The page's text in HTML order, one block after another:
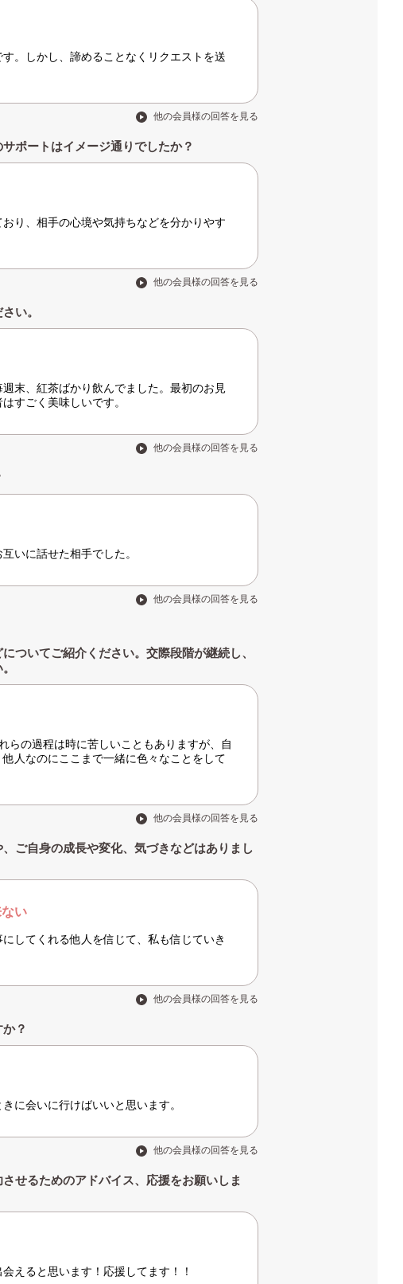
。しかし、諦めることなくリクエストを送
他の会員様の回答を見る
ポートはイメージ通りでしたか？
り、相手の心境や気持ちなどを分かりやす
他の会員様の回答を見る
い。
末、紅茶ばかり飲んでました。最初のお見
すごく美味しいです。
他の会員様の回答を見る
いに話せた相手でした。
他の会員様の回答を見る
ついてご紹介ください。交際段階が継続し、
らの過程は時に苦しいこともありますが、自
人なのにここまで一緒に色々なことをして
他の会員様の回答を見る
ご自身の成長や変化、気づきなどはありまし
い
してくれる他人を信じて、私も信じていき
他の会員様の回答を見る
？
に会いに行けばいいと思います。
他の会員様の回答を見る
せるためのアドバイス、応援をお願いしま
えると思います！応援してます！！